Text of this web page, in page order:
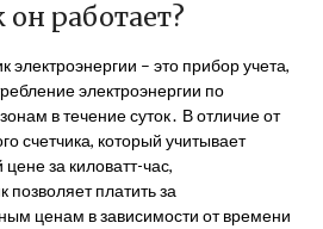
работает?
– это прибор учета,
электроэнергии по
в течение суток․ В отличие от
счетчика, который учитывает
за киловатт-час,
платить за
ценам в зависимости от времени